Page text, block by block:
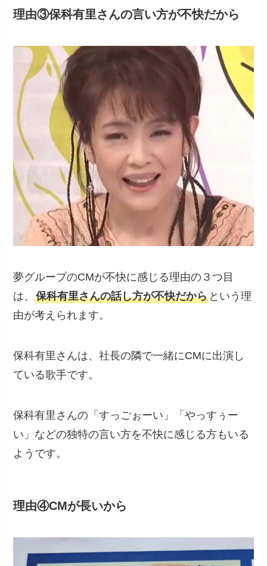
理由③保科有里さんの言い方が不快だから
夢グループのCMが不快に感じる理由の３つ目
は、保科有里さんの話し方が不快だから という理
由が考えられます。
保科有里さんは、社長の隣で一緒にCMに出演し
ている歌手です。
保科有里さんの「すっごぉーい」「やっすぅー
い」などの独特の言い方を不快に感じる方もいる
ようです。
理由④CMが長いから